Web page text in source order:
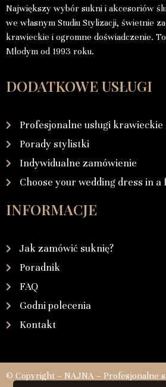
Największy wybór sukni i akcesoriów
we własnym Studiu Stylizacji, świetnie
krawieckie i ogromne doświadczenie.
Młodym od 1993 roku.
DODATKOWE USŁUGI
Profesjonalne usługi krawieckie
Porady stylistki
Indywidualne zamówienie
Choose your wedding dress in
INFORMACJE
Jak zamówić suknię?
Poradnik
FAQ
Godni polecenia
Kontakt
© Copyright – NAJNA – Profesjonalne